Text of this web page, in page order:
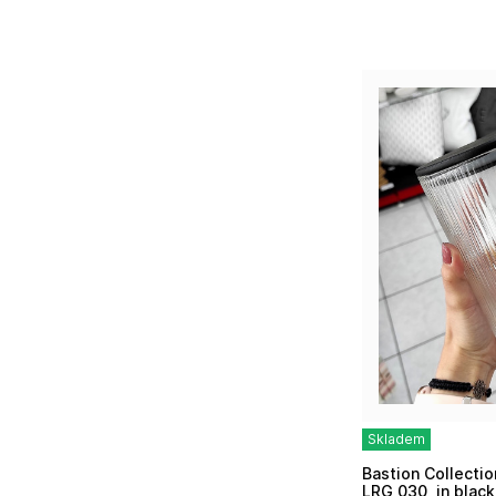
Skladem
Bastion Collections Skleněná dóza STORAGE
LRG 030, in black